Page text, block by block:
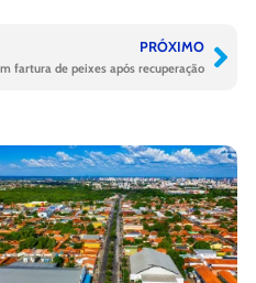
PRÓXIMO
fartura de peixes após recuperação